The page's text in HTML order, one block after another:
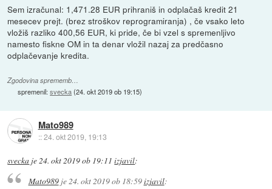
Sem izračunal: 1,471.28 EUR prihraniš in odplačaš kredit 21
mesecev prejt. (brez stroškov reprogramiranja) , če vsako leto
vložiš razliko 400,56 EUR, ki pride, če bi vzel s spremenljivo
namesto fiskne OM in ta denar vložil nazaj za predčasno
odplačevanje kredita.
Zgodovina sprememb…
spremenil:svecka(24. okt 2019 ob 19:15)
Mato989
::24. okt 2019, 19:13
svecka je24. okt 2019 ob 19:11 izjavil:
Mato989je24. okt 2019 ob 18:59izjavil: